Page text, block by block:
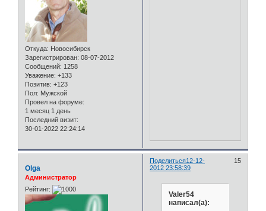
Откуда: Новосибирск
Зарегистрирован: 08-07-2012
Сообщений: 1258
Уважение: +133
Позитив: +123
Пол: Мужской
Провел на форуме:
1 месяц 1 день
Последний визит:
30-01-2022 22:24:14
Поделиться 15
12-12-
2012 23:58:39
Olga
Администратор
Рейтинг:
Valer54
написал(а):